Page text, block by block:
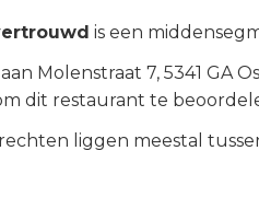
is een
Molenstraat 7, 5341 GA
dit restaurant te
liggen meestal